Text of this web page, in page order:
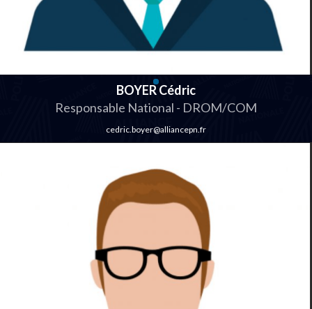
BOYER Cédric
Responsable National - DROM/COM
cedric.boyer@alliancepn.fr